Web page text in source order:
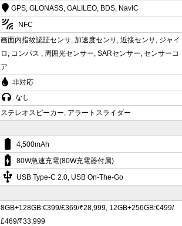
GPS, GLONASS, GALILEO, BDS, NavIC
leak_add NFC
画面内指紋認証センサ, 加速度センサ, 近接センサ, ジャイ
ロ, コンパス , 周囲光センサー, SARセンサー, センサーコ
ア
非対応
なし
ステレオスピーカー, アラートスライダー
battery_std
4,500mAh
battery_charging_full
80W急速充電(80W充電器付属)
usb
USB Type-C 2.0, USB On-The-Go
8GB+128GB:€399/£369/₹28,999, 12GB+256GB:€499/
£469/₹33,999